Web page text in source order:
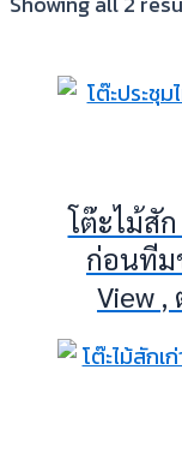
โต๊ะไม้สั
ก่อนทีม
View ,